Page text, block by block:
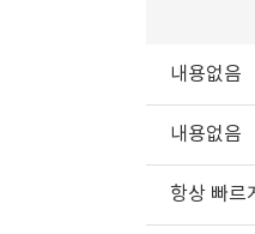
내용없음
내용없음
항상 빠르